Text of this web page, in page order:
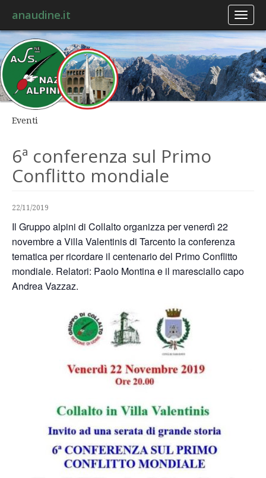
anaudine.it
Eventi
6ª conferenza sul Primo
Conflitto mondiale
22/11/2019
Il Gruppo alpini di Collalto organizza per venerdì 22
novembre a Villa Valentinis di Tarcento la conferenza
tematica per ricordare il centenario del Primo Conflitto
mondiale. Relatori: Paolo Montina e il maresciallo capo
Andrea Vazzaz.